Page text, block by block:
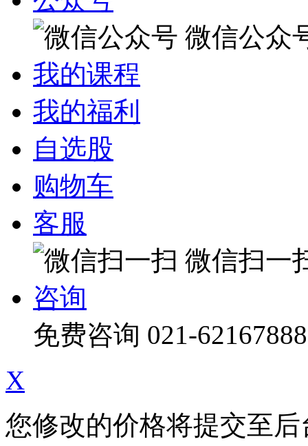
微信公众
我的课程
我的福利
自选股
购物车
客服
微信扫一
咨询
免费咨询 021-62167888
X
您修改的价格将提交至